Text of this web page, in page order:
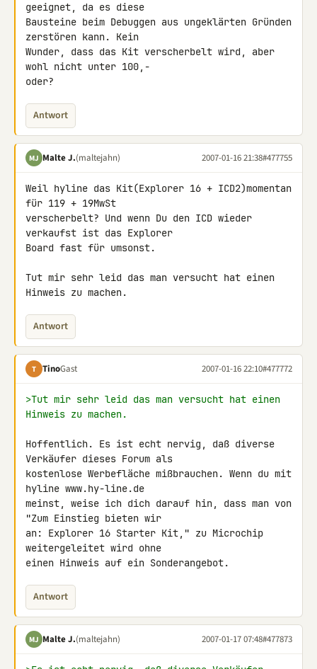
geeignet, da es diese
Bausteine beim Debuggen aus ungeklärten Gründen
zerstören kann. Kein
Wunder, dass das Kit verscherbelt wird, aber
wohl nicht unter 100,-
oder?
Antwort
MJ Malte J.(maltejahn) 2007-01-16 21:38#477755
Weil hyline das Kit(Explorer 16 + ICD2)momentan
für 119 + 19MwSt
verscherbelt? Und wenn Du den ICD wieder
verkaufst ist das Explorer
Board fast für umsonst.
Tut mir sehr leid das man versucht hat einen
Hinweis zu machen.
Antwort
T TinoGast 2007-01-16 22:10#477772
>Tut mir sehr leid das man versucht hat einen
Hinweis zu machen.
Hoffentlich. Es ist echt nervig, daß diverse
Verkäufer dieses Forum als
kostenlose Werbefläche mißbrauchen. Wenn du mit
hyline www.hy-line.de
meinst, weise ich dich darauf hin, dass man von
"Zum Einstieg bieten wir
an: Explorer 16 Starter Kit," zu Microchip
weitergeleitet wird ohne
einen Hinweis auf ein Sonderangebot.
Antwort
MJ Malte J.(maltejahn) 2007-01-17 07:48#477873